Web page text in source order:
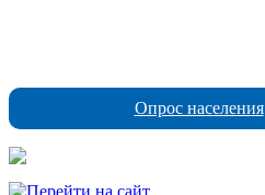
Опрос населения